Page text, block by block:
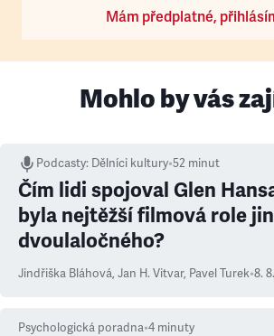
Mám předplatné,
Mohlo by vás
Podcasty: Dělníci kultury•52 minut
Čím lidi spojoval Glen
byla nejtěžší filmová role
dvoulaločného?
Jindřiška Bláhová, Jan H. Vitvar, Pavel Turek•8.
Psychologická poradna•4 minuty